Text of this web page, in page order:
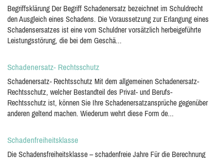
Begriffsklärung Der Begriff Schadenersatz bezeichnet im Schuldrecht
den Ausgleich eines Schadens. Die Voraussetzung zur Erlangung eines
Schadensersatzes ist eine vom Schuldner vorsätzlich herbeigeführte
Leistungsstörung, die bei dem Geschä...
Schadenersatz- Rechtsschutz
Schadenersatz- Rechtsschutz Mit dem allgemeinen Schadenersatz-
Rechtsschutz, welcher Bestandteil des Privat- und Berufs-
Rechtsschutz ist, können Sie Ihre Schadenersatzansprüche gegenüber
anderen geltend machen. Wiederum wehrt diese Form de...
Schadenfreiheitsklasse
Die Schadensfreiheitsklasse – schadenfreie Jahre Für die Berechnung